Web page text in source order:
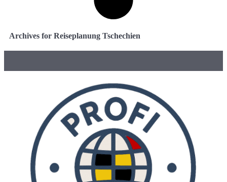
Archives for Reiseplanung Tschechien